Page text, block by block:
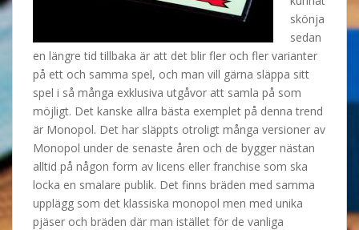
skönja
sedan
en längre tid tillbaka är att det blir fler och fler varianter
på ett och samma spel, och man vill gärna släppa sitt
spel i så många exklusiva utgåvor att samla på som
möjligt. Det kanske allra bästa exemplet på denna trend
är Monopol. Det har släppts otroligt många versioner av
Monopol under de senaste åren och de bygger nästan
alltid på någon form av licens eller franchise som ska
locka en smalare publik. Det finns bräden med samma
upplägg som det klassiska monopol men med unika
pjäser och bräden där man istället för de vanliga